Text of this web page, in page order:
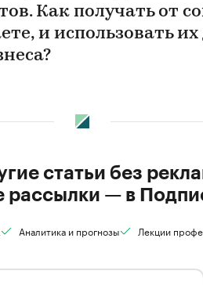
Как получать от
и использовать их
статьи без
рассылки — в
Аналитика и прогнозы Лекции